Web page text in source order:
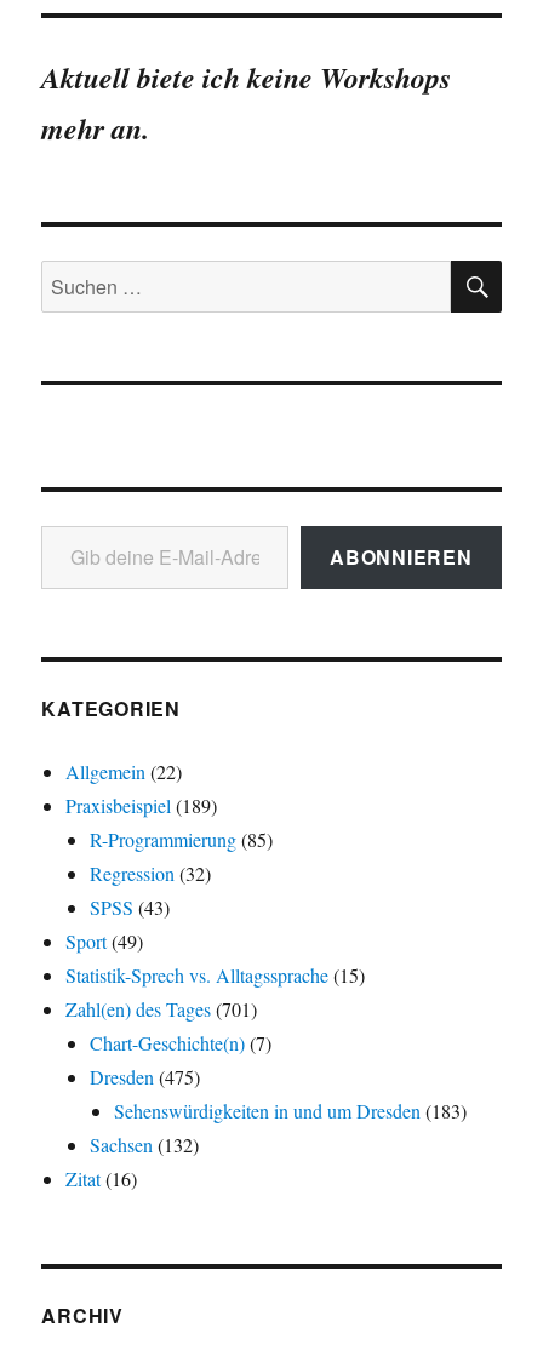
Aktuell biete ich keine Workshops
mehr an.
Suchen
nach:
Gib deine E-Mail-Adresse ein ...
ABONNIEREN
KATEGORIEN
Allgemein (22)
Praxisbeispiel (189)
R-Programmierung(85)
Regression (32)
SPSS (43)
Sport(49)
Statistik-Sprech vs. Alltagssprache(15)
Zahl(en) des Tages(701)
Chart-Geschichte(n)(7)
Dresden (475)
Sehenswürdigkeiten in und um Dresden (183)
Sachsen (132)
Zitat(16)
ARCHIV